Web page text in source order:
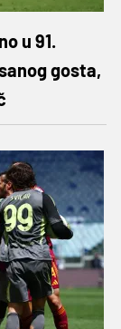
u 91.
gosta,